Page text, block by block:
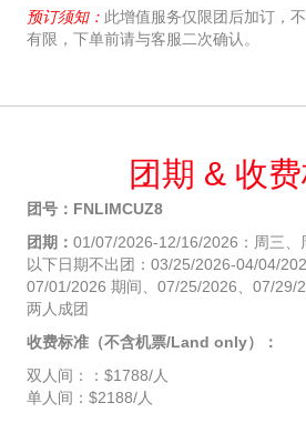
预订须知： 此增值服务仅限团后加订，
有限，下单前请与客服二次确认。
团期 & 收
团号：FNLIMCUZ8
团期： 01/07/2026-12/16/2026：周三、
以下日期不出团：03/25/2026-04/04/
07/01/2026 期间、07/25/2026、07/29/
两人成团
收费标准（不含机票/Land only）：
双人间：：$1788/人
单人间：$2188/人